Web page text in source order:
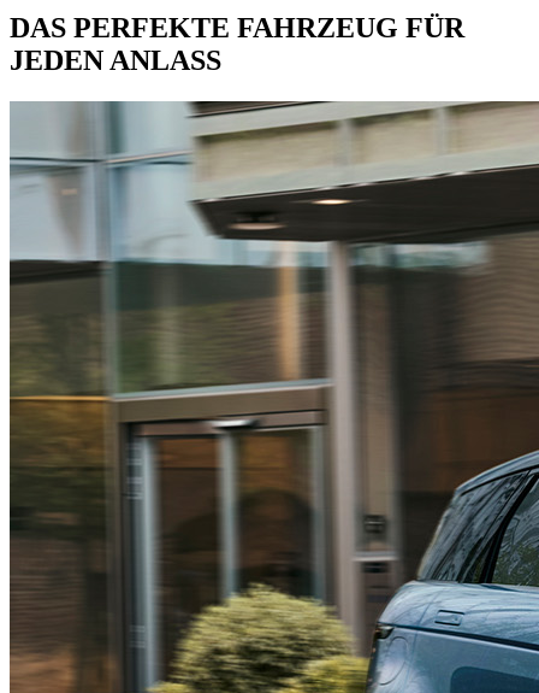
DAS PERFEKTE FAHRZEUG FÜR
JEDEN ANLASS